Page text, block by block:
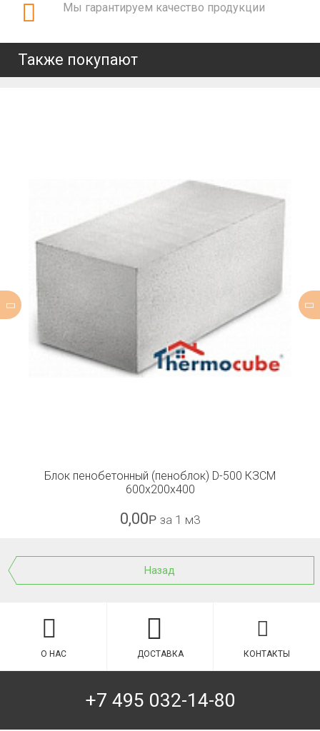
Мы гарантируем качество продукции
Также покупают
Блок пенобетонный (пеноблок) D-500 КЗСМ
600x200x400
0,00Р за 1 м3
Назад
О НАС ДОСТАВКА КОНТАКТЫ
+7 495 032-14-80